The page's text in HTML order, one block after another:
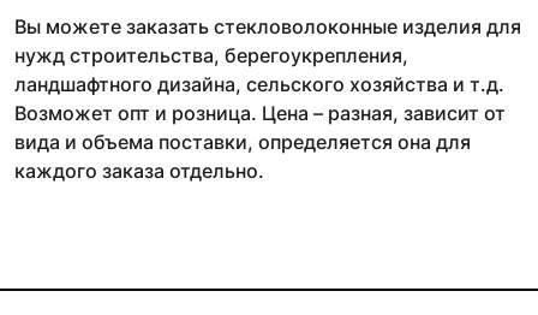
Вы можете заказать стекловолоконные изделия для
нужд строительства, берегоукрепления,
ландшафтного дизайна, сельского хозяйства и т.д.
Возможет опт и розница. Цена – разная, зависит от
вида и объема поставки, определяется она для
каждого заказа отдельно.